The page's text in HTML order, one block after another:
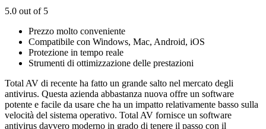
5.0 out of 5
Prezzo molto conveniente
Compatibile con Windows, Mac, Android, iOS
Protezione in tempo reale
Strumenti di ottimizzazione delle prestazioni
Total AV di recente ha fatto un grande salto nel mercato degli
antivirus. Questa azienda abbastanza nuova offre un software
potente e facile da usare che ha un impatto relativamente basso sulla
velocità del sistema operativo. Total AV fornisce un software
antivirus davvero moderno in grado di tenere il passo con il